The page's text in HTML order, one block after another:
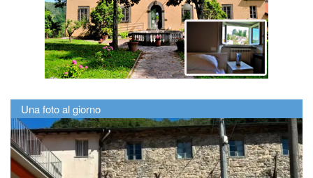
Una foto al giorno